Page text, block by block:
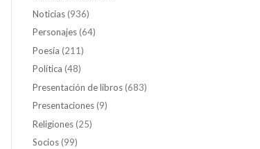
Noticias (936)
Personajes (64)
Poesía (211)
Política (48)
Presentación de libros (683)
Presentaciones (9)
Religiones (25)
Socios (99)